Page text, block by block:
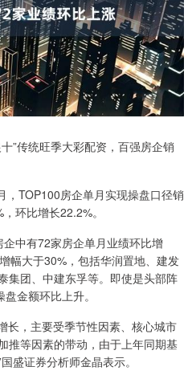
传统旺季大彩配资，百强房企销
TOP100房企单月实现操盘口径销
环比增长22.2%。
中有72家房企单月业绩环比增
幅大于30%，包括华润置地、建发
集团、中建东孚等。即使是头部阵
金额环比上升。
，主要受季节性因素、核心城市
推等因素的带动，由于上年同期基
盛证券分析师金晶表示。